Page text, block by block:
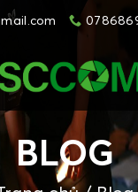
BLOG